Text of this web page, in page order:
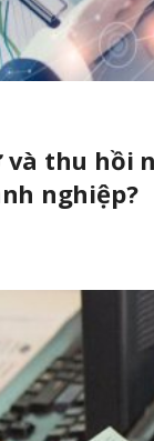
và thu hồi
nghiệp?